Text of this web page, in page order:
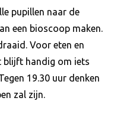
pupillen naar de
een bioscoop maken.
Voor eten en
blijft handig om iets
19.30 uur denken
zal zijn.